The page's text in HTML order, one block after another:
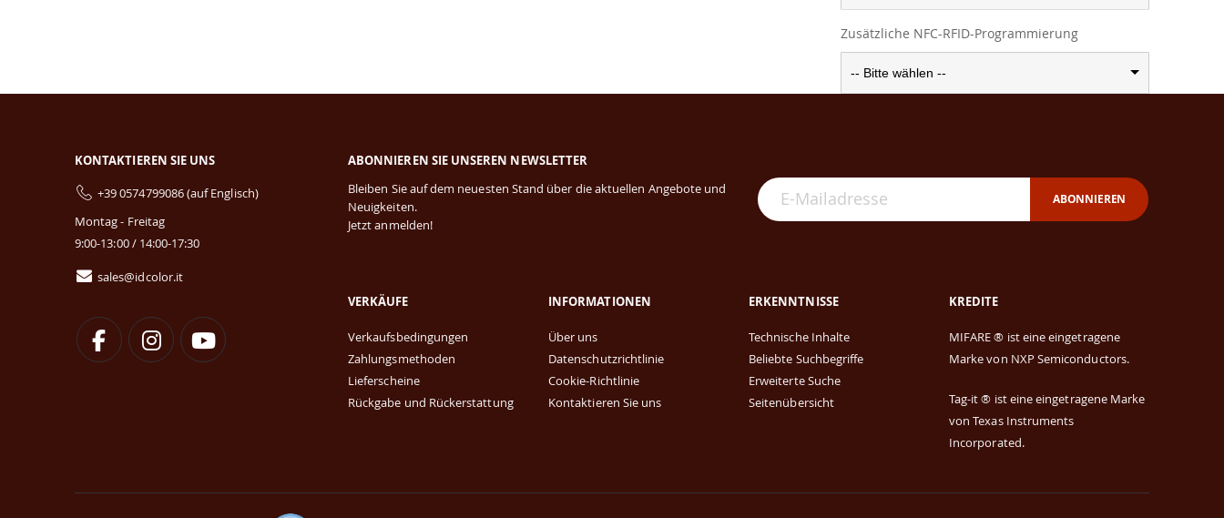
Zusätzliche NFC-RFID-Programmierung
-- Bitte wählen --
KONTAKTIEREN SIE UNS
+39 0574799086 (auf Englisch)
Montag - Freitag
9:00-13:00 / 14:00-17:30
sales@idcolor.it
ABONNIEREN SIE UNSEREN NEWSLETTER
Bleiben Sie auf dem neuesten Stand über die aktuellen Angebote und
Neuigkeiten.
Jetzt anmelden!
ABONNIEREN
VERKÄUFE
Verkaufsbedingungen
Zahlungsmethoden
Lieferscheine
Rückgabe und Rückerstattung
INFORMATIONEN
Über uns
Datenschutzrichtlinie
Cookie-Richtlinie
Kontaktieren Sie uns
ERKENNTNISSE
Technische Inhalte
Beliebte Suchbegriffe
Erweiterte Suche
Seitenübersicht
KREDITE
MIFARE ® ist eine eingetragene
Marke von NXP Semiconductors.
Tag-it ® ist eine eingetragene Marke
vonTexas Instruments
Incorporated.